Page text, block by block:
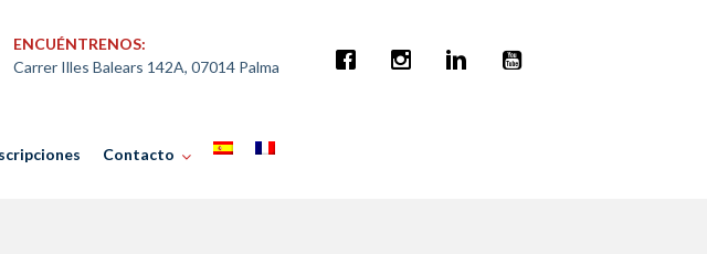
ENCUÉNTRENOS:
Carrer Illes Balears 142A, 07014 Palma
Contacto